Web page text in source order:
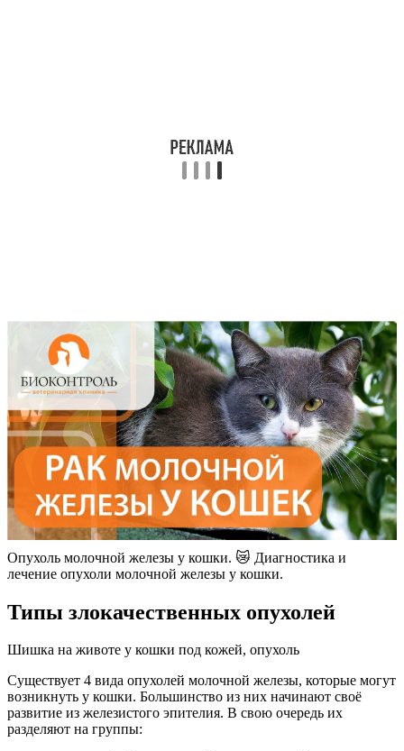
Опухоль молочной железы у кошки. 😿 Диагностика и
лечение опухоли молочной железы у кошки.
Типы злокачественных опухолей
Шишка на животе у кошки под кожей, опухоль
Существует 4 вида опухолей молочной железы, которые могут
возникнуть у кошки. Большинство из них начинают своё
развитие из железистого эпителия. В свою очередь их
разделяют на группы: